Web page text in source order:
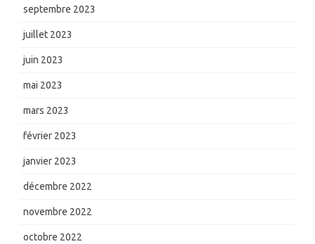
septembre 2023
juillet 2023
juin 2023
mai 2023
mars 2023
février 2023
janvier 2023
décembre 2022
novembre 2022
octobre 2022